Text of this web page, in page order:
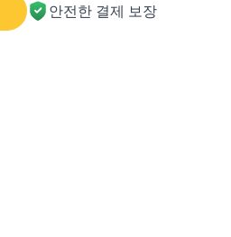
안전한 결제 보장